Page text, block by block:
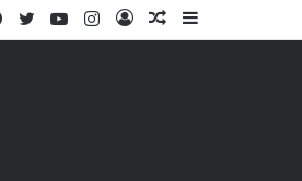
Barra
Artigo
Entrar
Instagram
YouTube
Twitter
Facebook